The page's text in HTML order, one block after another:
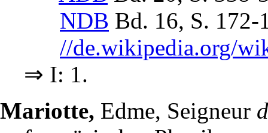
NDB Bd. 16, S. 172-
//de.wikipedia.org/
⇒ I: 1.
Mariotte, Edme, Seigneur